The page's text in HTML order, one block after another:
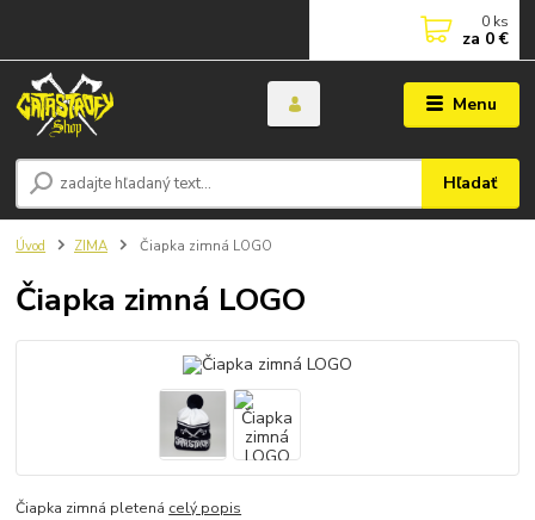
Menu
Hľadať
0 ks
za 0 €
Úvod ZIMA Čiapka zimná LOGO
Čiapka zimná LOGO
Čiapka zimná pletená celý popis